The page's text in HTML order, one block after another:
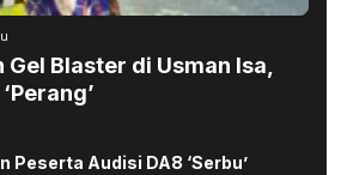
Blaster di Usman Isa,
Peserta Audisi DA8 ‘Serbu’